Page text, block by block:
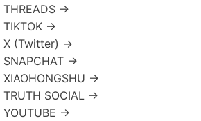
THREADS →
TIKTOK →
X (Twitter) →
SNAPCHAT →
XIAOHONGSHU →
TRUTH SOCIAL →
YOUTUBE →